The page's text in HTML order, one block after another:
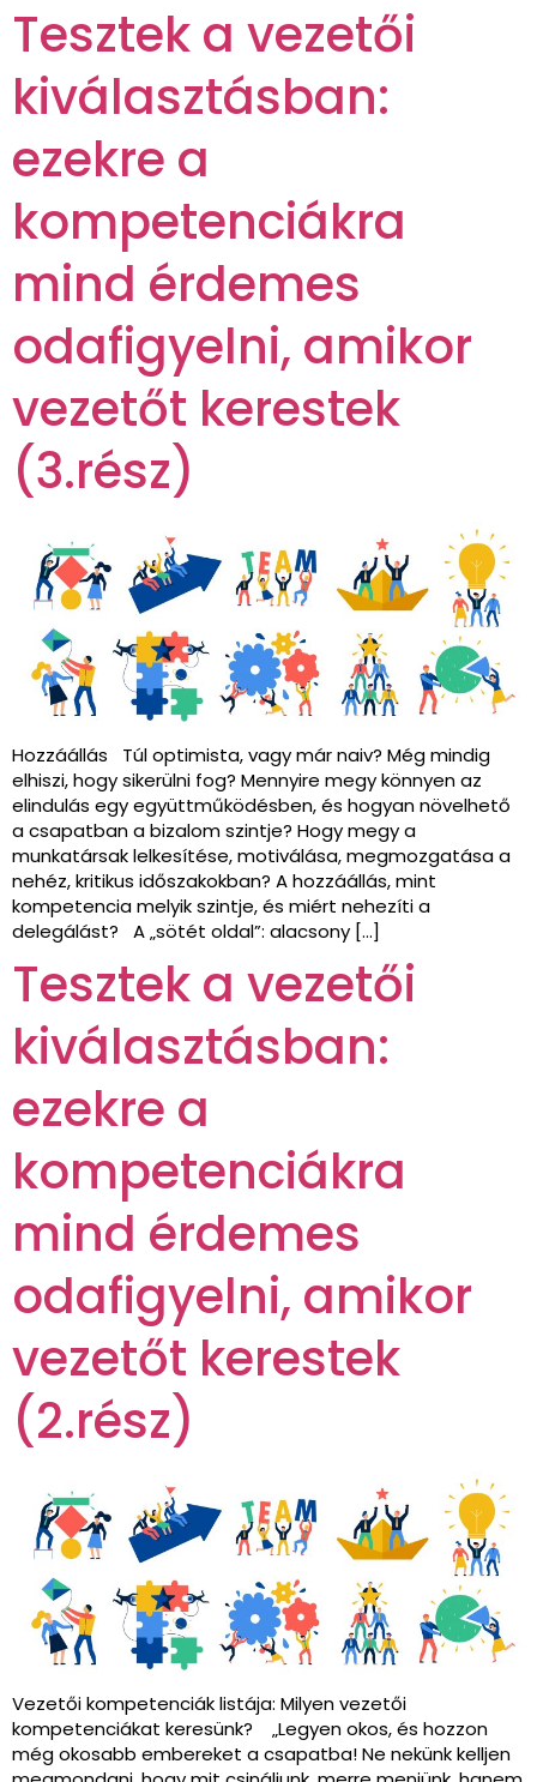
Tesztek a vezetői
kiválasztásban:
ezekre a
kompetenciákra
mind érdemes
odafigyelni, amikor
vezetőt kerestek
(3.rész)
Hozzáállás Túl optimista, vagy már naiv? Még mindig
elhiszi, hogy sikerülni fog? Mennyire megy könnyen az
elindulás egy együttműködésben, és hogyan növelhető
a csapatban a bizalom szintje? Hogy megy a
munkatársak lelkesítése, motiválása, megmozgatása a
nehéz, kritikus időszakokban? A hozzáállás, mint
kompetencia melyik szintje, és miért nehezíti a
delegálást? A „sötét oldal”: alacsony […]
Tesztek a vezetői
kiválasztásban:
ezekre a
kompetenciákra
mind érdemes
odafigyelni, amikor
vezetőt kerestek
(2.rész)
Vezetői kompetenciák listája: Milyen vezetői
kompetenciákat keresünk? „Legyen okos, és hozzon
még okosabb embereket a csapatba! Ne nekünk kelljen